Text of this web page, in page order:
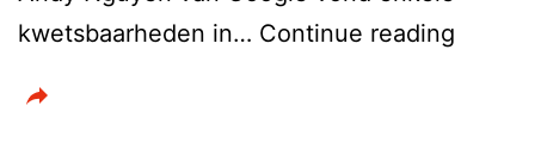
kwetsbaarheden in… Continue reading